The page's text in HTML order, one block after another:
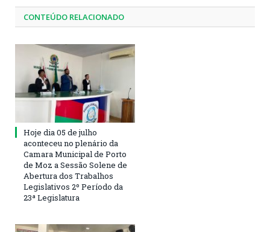
CONTEÚDO RELACIONADO
Hoje dia 05 de julho
aconteceu no plenário da
Camara Municipal de Porto
de Moz a Sessão Solene de
Abertura dos Trabalhos
Legislativos 2º Período da
23ª Legislatura